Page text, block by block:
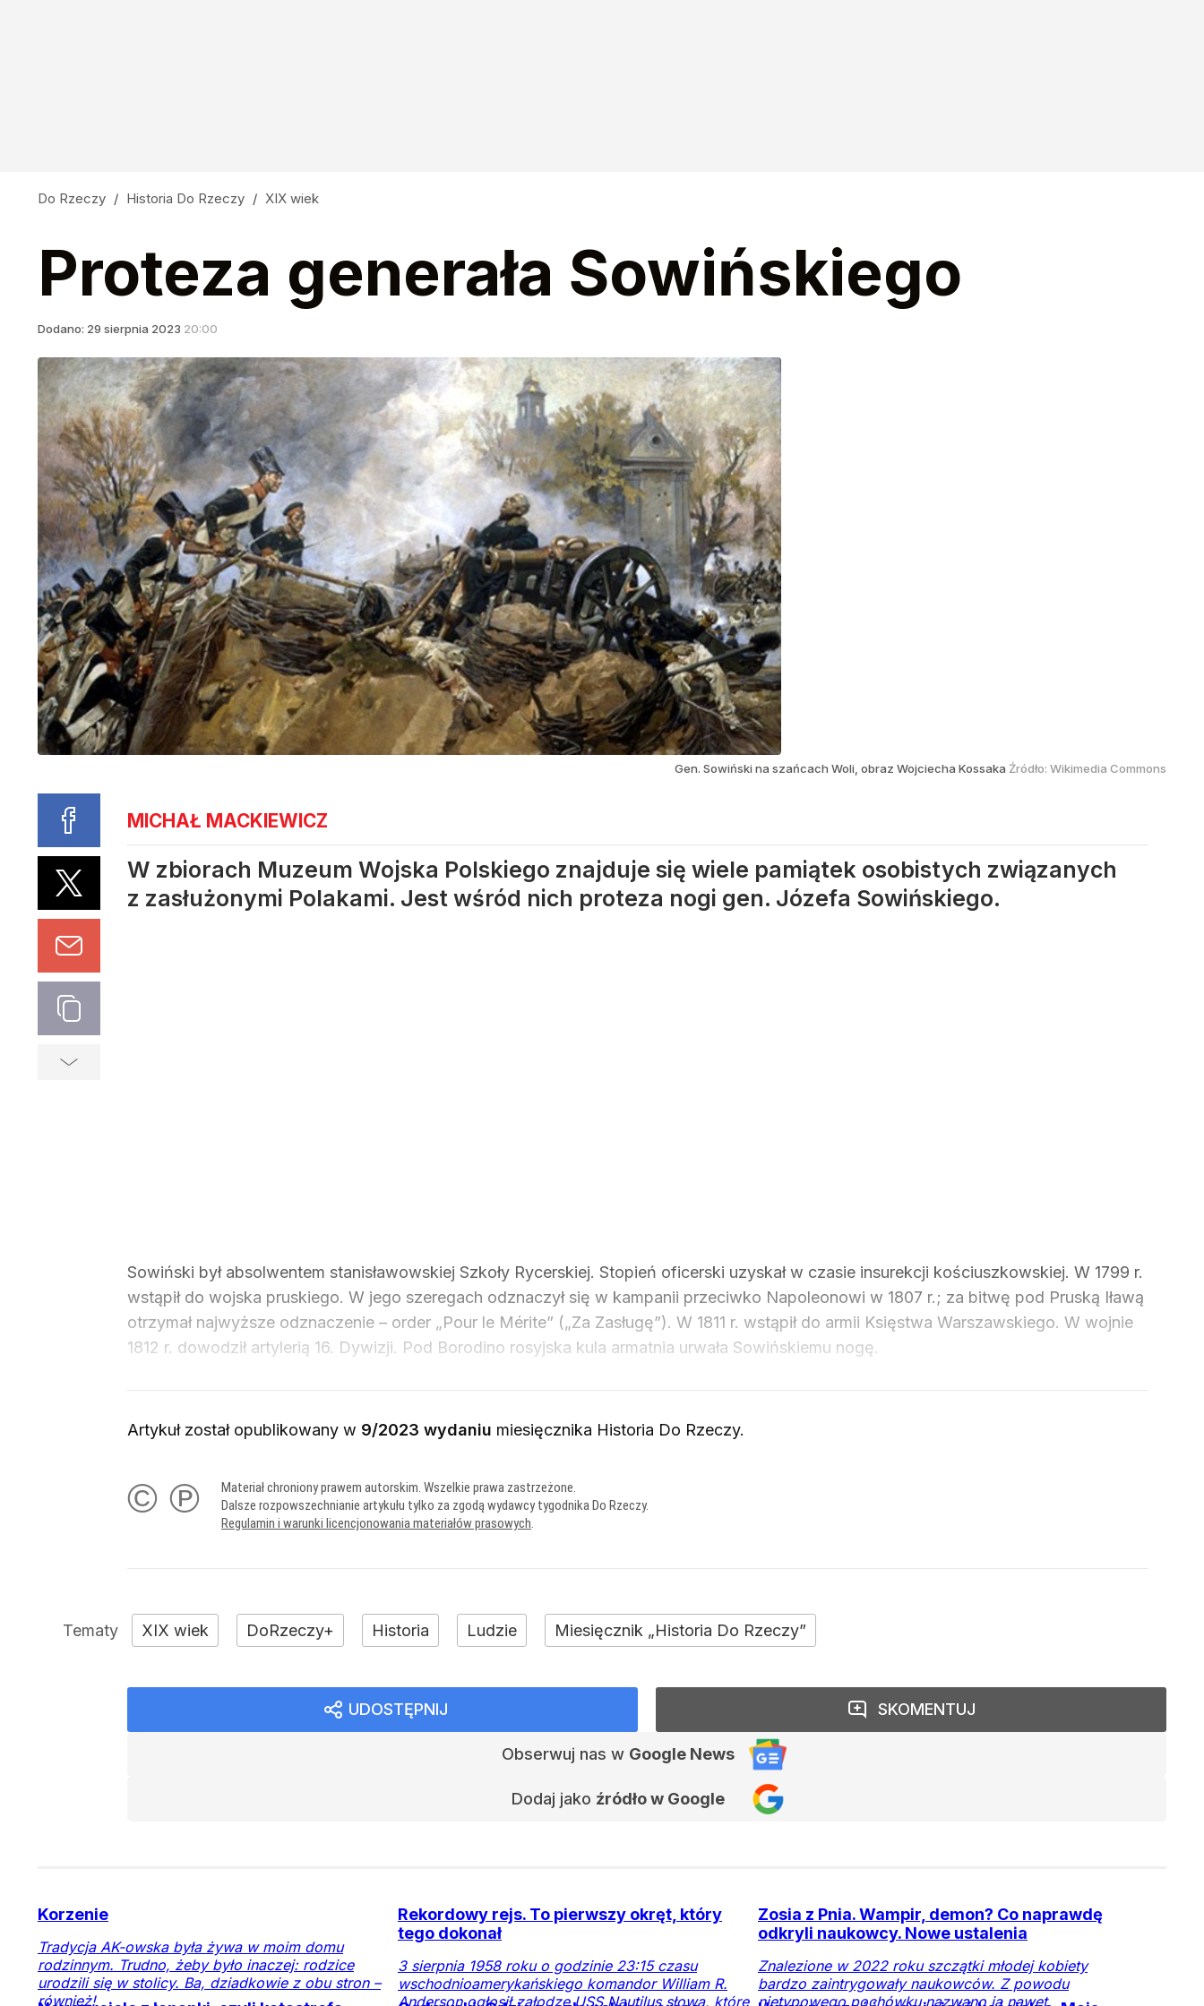
dodaj
Do Rzeczy / Historia Do Rzeczy / XIX wiek
Proteza generała Sowińskiego
Dodano: 29 sierpnia 2023 20:00
Gen. Sowiński na szańcach Woli, obraz Wojciecha Kossaka Źródło: Wikimedia Commons
MICHAŁ MACKIEWICZ
W zbiorach Muzeum Wojska Polskiego znajduje się wiele pamiątek osobistych związanych
z zasłużonymi Polakami. Jest wśród nich proteza nogi gen. Józefa Sowińskiego.
Sowiński był absolwentem stanisławowskiej Szkoły Rycerskiej. Stopień oficerski uzyskał w czasie insurekcji kościuszkowskiej. W 1799 r.
wstąpił do wojska pruskiego. W jego szeregach odznaczył się w kampanii przeciwko Napoleonowi w 1807 r.; za bitwę pod Pruską Iławą
otrzymał najwyższe odznaczenie – order „Pour le Mérite” („Za Zasługę”). W 1811 r. wstąpił do armii Księstwa Warszawskiego. W wojnie
1812 r. dowodził artylerią 16. Dywizji. Pod Borodino rosyjska kula armatnia urwała Sowińskiemu nogę.
Artykuł został opublikowany w 9/2023 wydaniu miesięcznika Historia Do Rzeczy.
© ℗
Materiał chroniony prawem autorskim. Wszelkie prawa zastrzeżone.
Dalsze rozpowszechnianie artykułu tylko za zgodą wydawcy tygodnika Do Rzeczy.
Regulamin i warunki licencjonowania materiałów prasowych.
XIX wiek DoRzeczy+ Historia Ludzie Miesięcznik „Historia Do Rzeczy”
UDOSTĘPNIJ
Obserwuj nas w Google News
Dodaj jako źródło w Google
SKOMENTUJ
Korzenie
Tradycja AK-owska była żywa w moim domu
rodzinnym. Trudno, żeby było inaczej: rodzice
urodzili się w stolicy. Ba, dziadkowie z obu stron –
również!
Rekordowy rejs. To pierwszy okręt, który
tego dokonał
3 sierpnia 1958 roku o godzinie 23:15 czasu
wschodnioamerykańskiego komandor William R.
Anderson ogłosił załodze USS Nautilus słowa, które
Zosia z Pnia. Wampir, demon? Co naprawdę
odkryli naukowcy. Nowe ustalenia
Znalezione w 2022 roku szczątki młodej kobiety
bardzo zaintrygowały naukowców. Z powodu
nietypowego pochówku nazwano ją nawet